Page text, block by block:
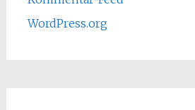
WordPress.org